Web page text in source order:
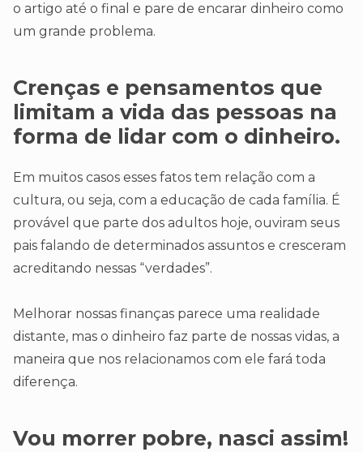
o artigo até o final e pare de encarar dinheiro como
um grande problema.
Crenças e pensamentos que
limitam a vida das pessoas na
forma de lidar com o dinheiro.
Em muitos casos esses fatos tem relação com a
cultura, ou seja, com a educação de cada família. É
provável que parte dos adultos hoje, ouviram seus
pais falando de determinados assuntos e cresceram
acreditando nessas “verdades”.
Melhorar nossas finanças parece uma realidade
distante, mas o dinheiro faz parte de nossas vidas, a
maneira que nos relacionamos com ele fará toda
diferença.
Vou morrer pobre, nasci assim!